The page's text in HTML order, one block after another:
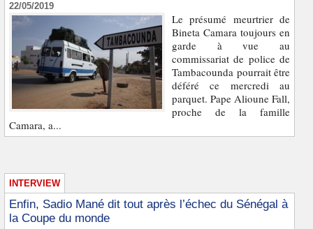
22/05/2019
Le présumé meurtrier de
Bineta Camara toujours en
garde à vue au
commissariat de police de
Tambacounda pourrait être
déféré ce mercredi au
parquet. Pape Alioune Fall,
proche de la famille
Camara, a...
INTERVIEW
Enfin, Sadio Mané dit tout après l’échec du Sénégal à
la Coupe du monde